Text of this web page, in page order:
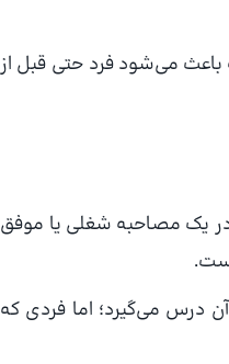
باعث می‌شود فرد حتی قبل از
یک مصاحبه شغلی یا موفق
درس می‌گیرد؛ اما فردی که